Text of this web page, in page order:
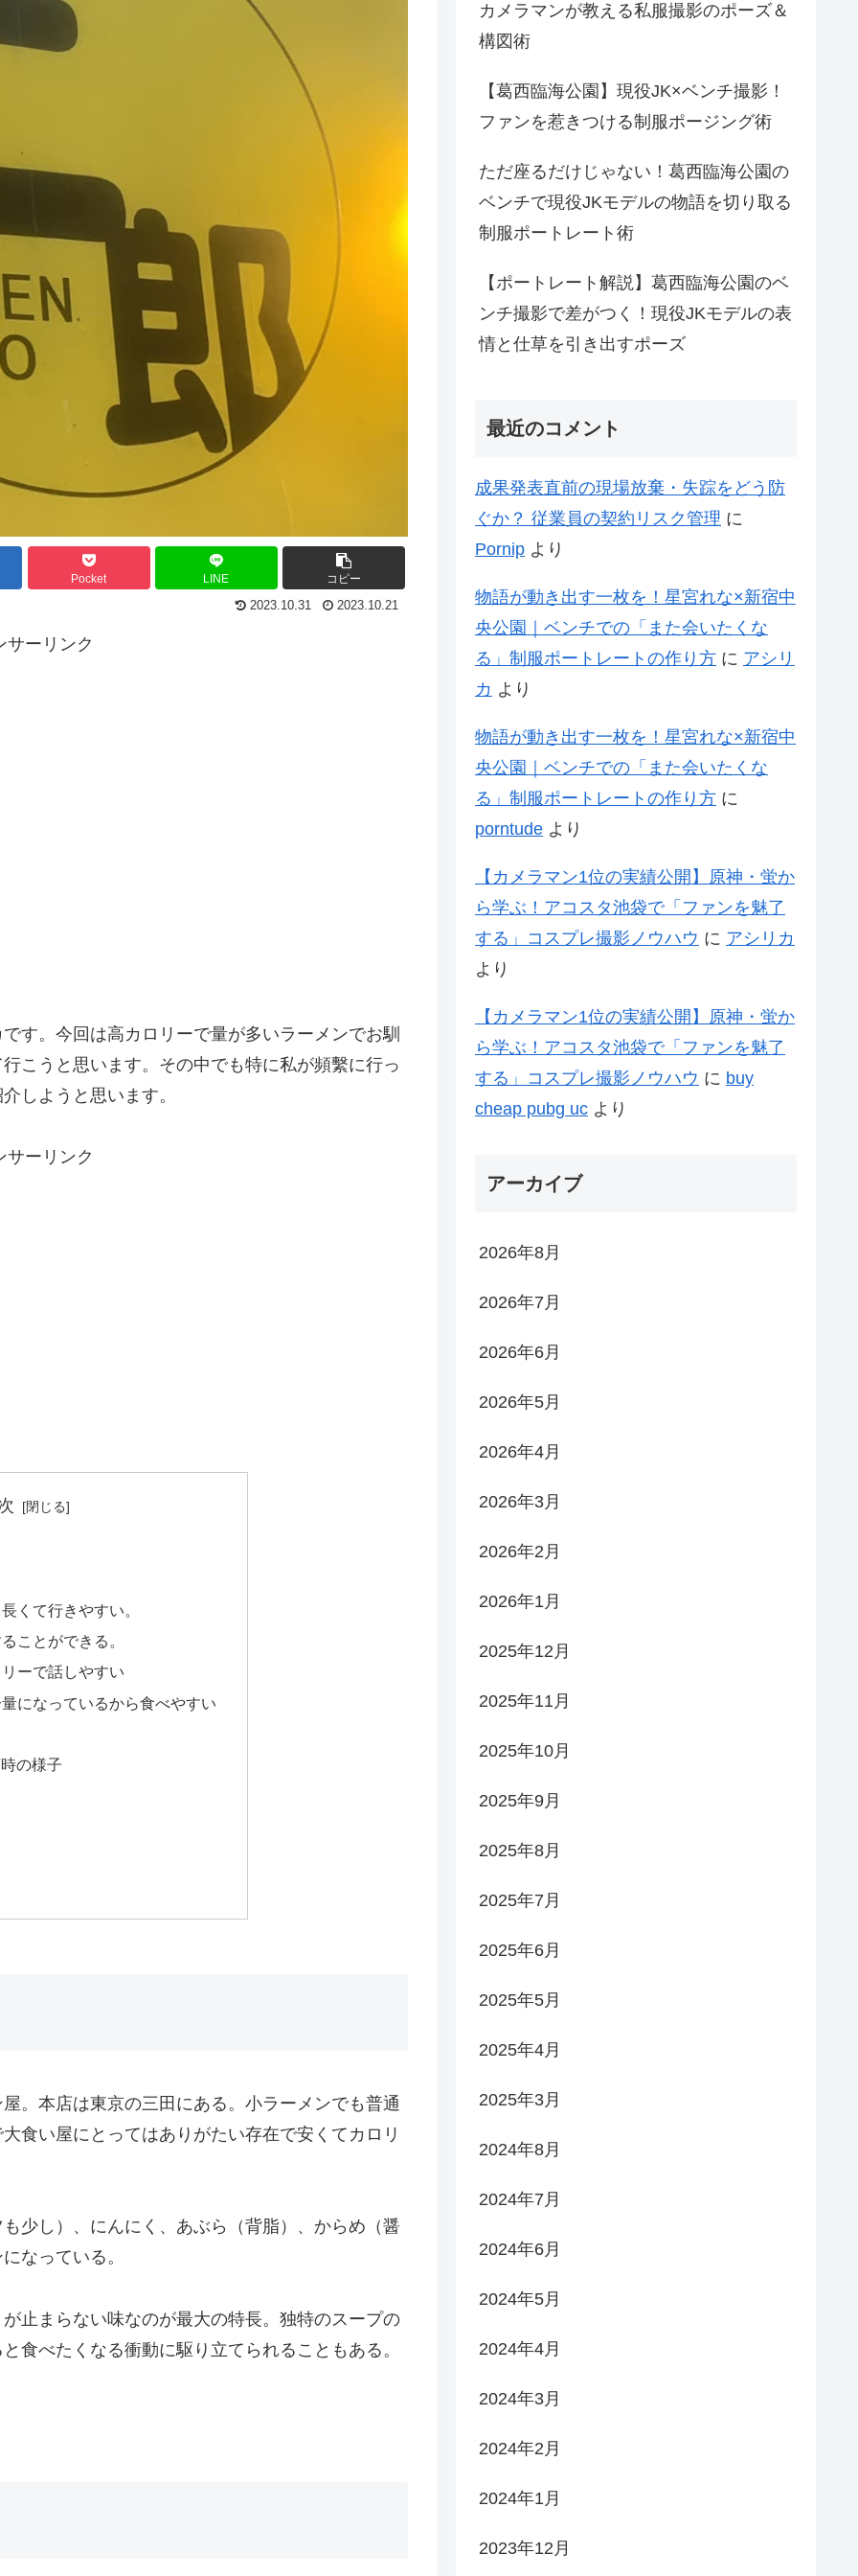
Pocket LINE コピー
2023.10.31 2023.10.21
サーリンク
す。 今回は高カロリーで量が多いラーメンでお馴
こうと思います。その中でも特に私が頻繫に行っ
しようと思います。
サーリンク
くて行きやすい。
ことができる。
ーで話しやすい
になっているから食べやすい
の様子
。 本店は東京の三田にある。 小ラーメンでも普通
大食い屋にとってはありがたい存在で安くてカロリ
少し）、 にんにく、あぶら（背脂）、からめ（醤
なっている。
止まらない味なのが最大の特長。独特のスープの
食べたくなる衝動に駆り立てられることもある。
カメラマンが教える私服撮影のポーズ＆
構図術
【葛西臨海公園】現役JK×ベンチ撮影！
ファンを惹きつける制服ポージング術
ただ座るだけじゃない！葛西臨海公園の
ベンチで現役JKモデルの物語を切り取る
制服ポートレート術
【ポートレート解説】葛西臨海公園のベ
ンチ撮影で差がつく！現役JKモデルの表
情と仕草を引き出すポーズ
最近のコメント
成果発表直前の現場放棄・失踪をどう防
ぐか？ 従業員の契約リスク管理 に
Pornip より
物語が動き出す一枚を！星宮れな×新宿中
央公園｜ベンチでの「また会いたくな
る」制服ポートレートの作り方 に アシリ
カ より
物語が動き出す一枚を！星宮れな×新宿中
央公園｜ベンチでの「また会いたくな
る」制服ポートレートの作り方 に
porntude より
【カメラマン1位の実績公開】原神・蛍か
ら学ぶ！アコスタ池袋で「ファンを魅了
する」コスプレ撮影ノウハウ に アシリカ
より
【カメラマン1位の実績公開】原神・蛍か
ら学ぶ！アコスタ池袋で「ファンを魅了
する」コスプレ撮影ノウハウ に buy
cheap pubg uc より
アーカイブ
2026年8月
2026年7月
2026年6月
2026年5月
2026年4月
2026年3月
2026年2月
2026年1月
2025年12月
2025年11月
2025年10月
2025年9月
2025年8月
2025年7月
2025年6月
2025年5月
2025年4月
2025年3月
2024年8月
2024年7月
2024年6月
2024年5月
2024年4月
2024年3月
2024年2月
2024年1月
2023年12月